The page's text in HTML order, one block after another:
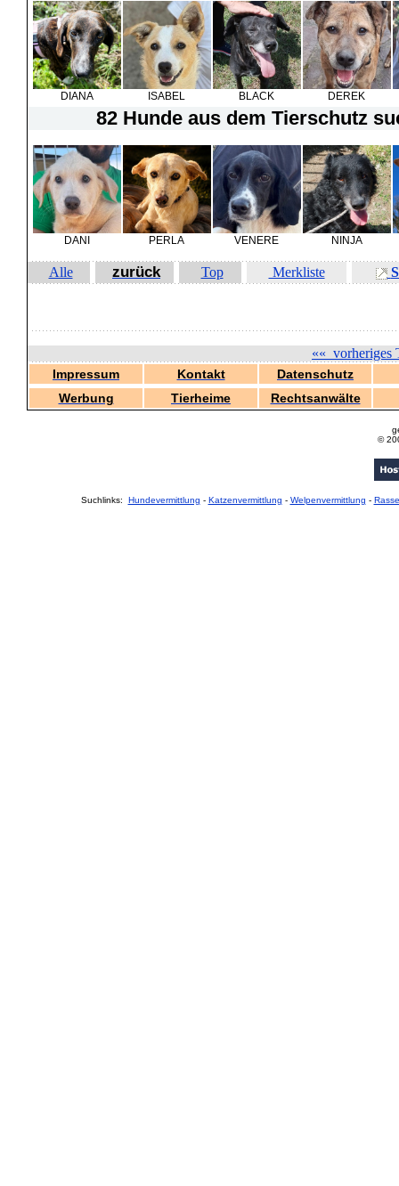
DIANA ISABEL BLACK DEREK
82 Hunde aus dem Tierschutz
DANI PERLA VENERE NINJA
Alle zurück Top Merkliste
«« vorheriges
Impressum Kontakt
Datenschutz
Werbung
Tierheime Rechtsanwälte
©
Suchlinks: Hundevermittlung - Katzenvermittlung - Welpenvermittlung -